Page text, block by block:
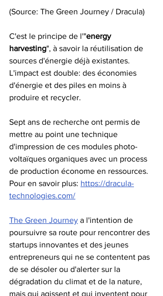
(Source: The Green Journey / Dracula)
C'est le principe de l'"energy
harvesting", à savoir la réutilisation de
sources d'énergie déjà existantes.
L'impact est double: des économies
d'énergie et des piles en moins à
produire et recycler.
Sept ans de recherche ont permis de
mettre au point une technique
d'impression de ces modules photo-
voltaïques organiques avec un process
de production économe en ressources.
Pour en savoir plus: https://dracula-
technologies.com/
The Green Journey a l'intention de
poursuivre sa route pour rencontrer des
startups innovantes et des jeunes
entrepreneurs qui ne se contentent pas
de se désoler ou d'alerter sur la
dégradation du climat et de la nature,
mais qui agissent et qui inventent pour